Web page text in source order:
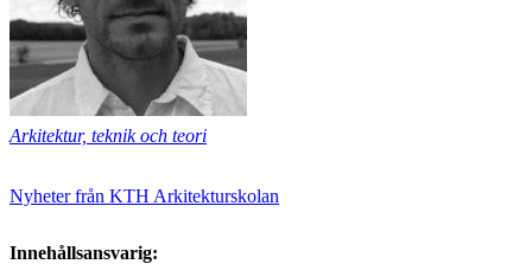
Arkitektur, teknik och teori
Nyheter från KTH Arkitekturskolan
Innehållsansvarig: